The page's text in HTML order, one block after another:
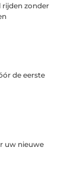
rijden zonder
de eerste
uw nieuwe